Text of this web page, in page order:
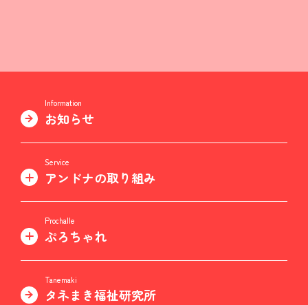
Information
お知らせ
Service
アンドナの取り組み
Prochalle
ぷろちゃれ
Tanemaki
タネまき福祉研究所